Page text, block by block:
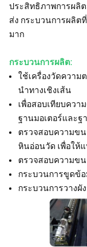
ประสิทธิภาพการผลิต
ส่ง กระบวนการผลิต
มาก
กระบวนการผลิต:
ใช้เครื่องวัดความ
นำทางเชิงเส้น
เพื่อสอบเทียบควา
ฐานมอเตอร์และฐ
ตรวจสอบความข
หินอ่อนวัด เพื่อให้
ตรวจสอบความข
กระบวนการขูดข้
กระบวนการวางผั